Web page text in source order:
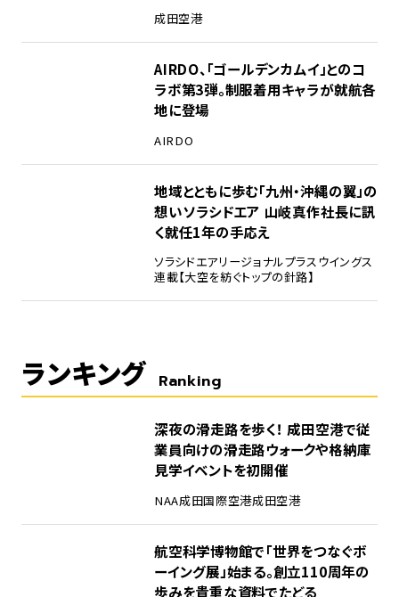
成田空港
AIRDO、「ゴールデンカムイ」とのコ
ラボ第3弾。制服着用キャラが就航各
地に登場
AIRDO
地域とともに歩む「九州・沖縄の翼」の
想い――ソラシドエア 山岐真作社長に訊
く就任1年の手応え
ソラシドエアリージョナルプラスウイングス
連載【大空を紡ぐトップの針路】
ランキング Ranking
深夜の滑走路を歩く！ 成田空港で従
業員向けの滑走路ウォークや格納庫
見学イベントを初開催
NAA成田国際空港成田空港
航空科学博物館で「世界をつなぐボ
ーイング展」始まる。創立110周年の
歩みを貴重な資料でたどる